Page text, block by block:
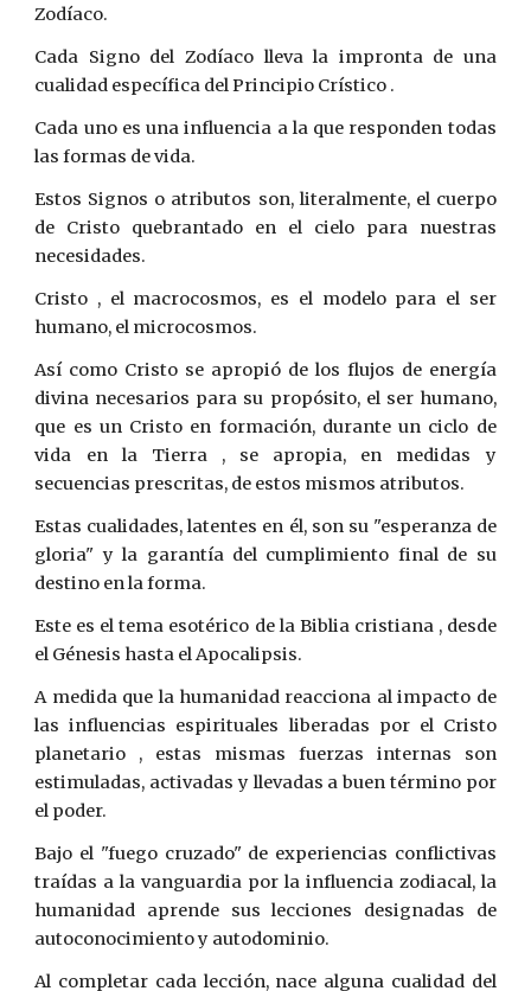
Zodíaco.
Cada Signo del Zodíaco lleva la impronta de una
cualidad específica del Principio Crístico .
Cada uno es una influencia a la que responden todas
las formas de vida.
Estos Signos o atributos son, literalmente, el cuerpo
de Cristo quebrantado en el cielo para nuestras
necesidades.
Cristo , el macrocosmos, es el modelo para el ser
humano, el microcosmos.
Así como Cristo se apropió de los flujos de energía
divina necesarios para su propósito, el ser humano,
que es un Cristo en formación, durante un ciclo de
vida en la Tierra , se apropia, en medidas y
secuencias prescritas, de estos mismos atributos.
Estas cualidades, latentes en él, son su "esperanza de
gloria" y la garantía del cumplimiento final de su
destino en la forma.
Este es el tema esotérico de la Biblia cristiana , desde
el Génesis hasta el Apocalipsis.
A medida que la humanidad reacciona al impacto de
las influencias espirituales liberadas por el Cristo
planetario , estas mismas fuerzas internas son
estimuladas, activadas y llevadas a buen término por
el poder.
Bajo el "fuego cruzado" de experiencias conflictivas
traídas a la vanguardia por la influencia zodiacal, la
humanidad aprende sus lecciones designadas de
autoconocimiento y autodominio.
Al completar cada lección, nace alguna cualidad del